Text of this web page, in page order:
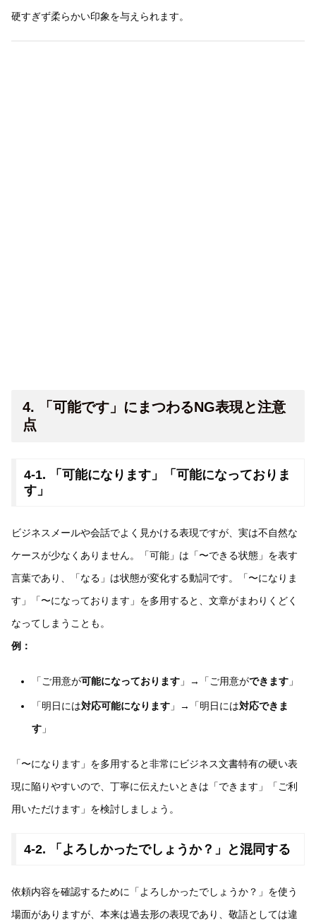
硬すぎず柔らかい印象を与えられます。
4. 「可能です」にまつわるNG表現と注意
点
4-1. 「可能になります」「可能になっておりま
す」
ビジネスメールや会話でよく見かける表現ですが、実は不自然な
ケースが少なくありません。「可能」は「〜できる状態」を表す
言葉であり、「なる」は状態が変化する動詞です。「〜になりま
す」「〜になっております」を多用すると、文章がまわりくどく
なってしまうことも。
例：
「ご用意が可能になっております」→「ご用意ができます」
「明日には対応可能になります」→「明日には対応できま
す」
「〜になります」を多用すると非常にビジネス文書特有の硬い表
現に陥りやすいので、丁寧に伝えたいときは「できます」「ご利
用いただけます」を検討しましょう。
4-2. 「よろしかったでしょうか？」と混同する
依頼内容を確認するために「よろしかったでしょうか？」を使う
場面がありますが、本来は過去形の表現であり、敬語としては違